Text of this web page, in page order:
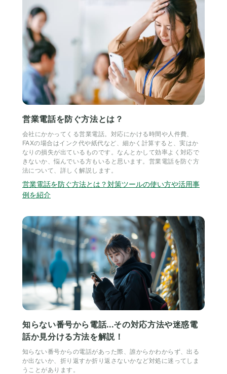
営業電話を防ぐ方法とは？
会社にかかってくる営業電話。対応にかける時間や人件費、
FAXの場合はインク代や紙代など、細かく計算すると、実はか
なりの損失が出ているものです。なんとかして効率よく対応で
きないか、悩んでいる方もいると思います。営業電話を防ぐ方
法について、詳しく解説します。
営業電話を防ぐ方法とは？対策ツールの使い方や活用事
例を紹介
知らない番号から電話...その対応方法や迷惑電
話か見分ける方法を解説！
知らない番号からの電話があった際、誰からかわからず、出る
か出ないか、折り返すか折り返さないかなど対処に迷ってしま
うことがあります。